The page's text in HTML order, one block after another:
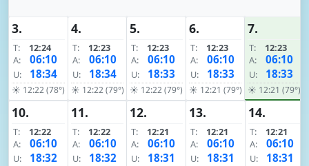
3.
T:
12:24
A:
06:10
U: 18:34
☀ 12:22 (78°)
4.
T:
12:23
A:
06:10
U: 18:34
☀ 12:22 (79°)
5.
T:
12:23
A:
06:10
U: 18:33
☀ 12:22 (79°)
6.
T:
12:23
A:
06:10
U: 18:33
☀ 12:21 (79°)
7.
T:
12:23
A:
06:10
U: 18:33
☀ 12:21 (79°)
10.
T:
12:22
A:
06:10
U: 18:32
11.
T:
12:22
A:
06:10
U: 18:32
12.
T:
12:21
A:
06:10
U: 18:31
13.
T:
12:21
A:
06:10
U: 18:31
14.
T:
12:21
A:
06:10
U: 18:31